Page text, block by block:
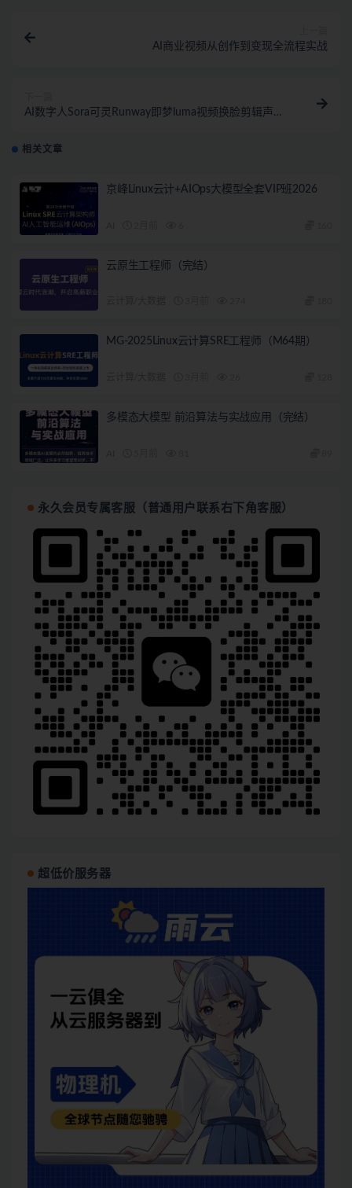
AI商业视频从创作到变现全流程实战
AI数字人Sora可灵Runway即梦luma视频换脸剪辑声音
相关文章
京峰Linux云计+AIOps大模型全套VIP班2026
云原生工程师（完结）
MG-2025Linux云计算SRE工程师（M64期）
多模态大模型 前沿算法与实战应用（完结）
永久会员专属客服（普通用户联系右下角客服）
超低价服务器